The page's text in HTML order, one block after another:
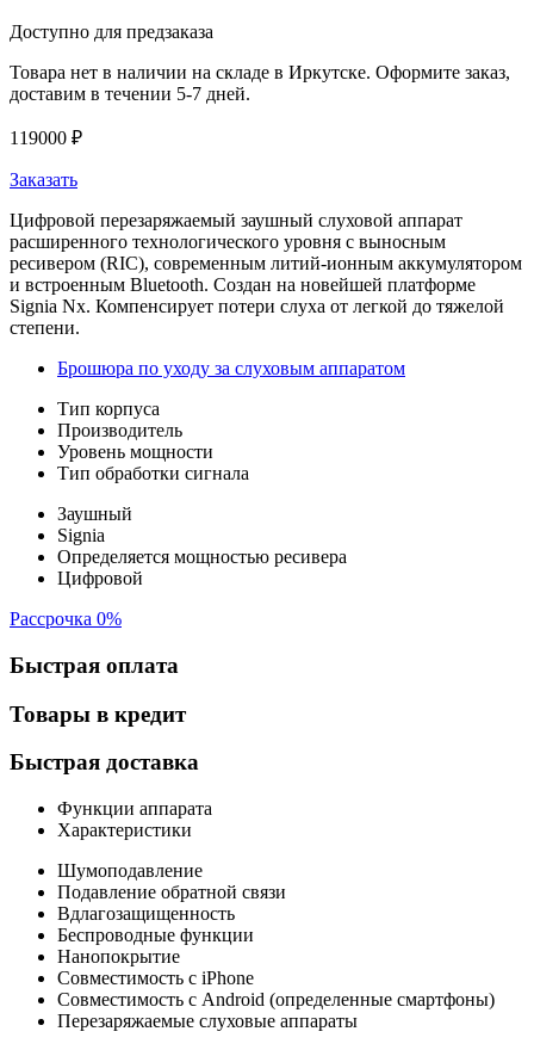
Доступно для предзаказа
Товара нет в наличии на складе в Иркутске. Оформите заказ,
доставим в течении 5-7 дней.
119000 ₽
Заказать
Цифровой перезаряжаемый заушный слуховой аппарат
расширенного технологического уровня с выносным
ресивером (RIC), современным литий-ионным аккумулятором
и встроенным Bluetooth. Создан на новейшей платформе
Signia Nx. Компенсирует потери слуха от легкой до тяжелой
степени.
Брошюра по уходу за слуховым аппаратом
Тип корпуса
Производитель
Уровень мощности
Тип обработки сигнала
Заушный
Signia
Определяется мощностью ресивера
Цифровой
Рассрочка 0%
Быстрая оплата
Товары в кредит
Быстрая доставка
Функции аппарата
Характеристики
Шумоподавление
Подавление обратной связи
Вдлагозащищенность
Беспроводные функции
Нанопокрытие
Совместимость с iPhone
Совместимость с Android (определенные смартфоны)
Перезаряжаемые слуховые аппараты